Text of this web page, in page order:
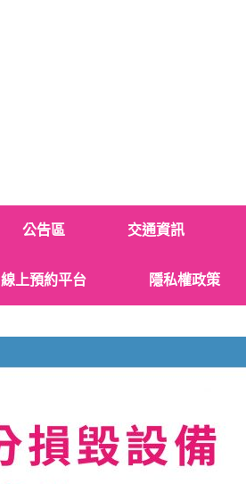
公告區 交通資訊
線上預約平台 隱私權政策